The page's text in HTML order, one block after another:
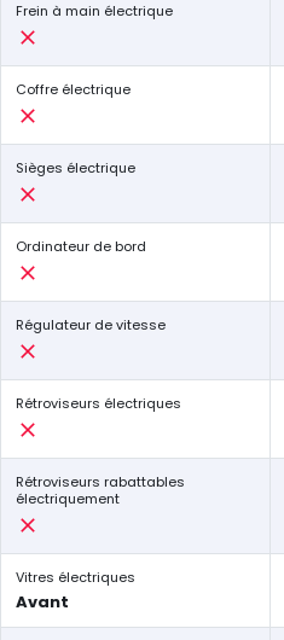
Frein à main électrique
Coffre électrique
Sièges électrique
Ordinateur de bord
Régulateur de vitesse
Rétroviseurs électriques
Rétroviseurs rabattables
électriquement
Vitres électriques
Avant